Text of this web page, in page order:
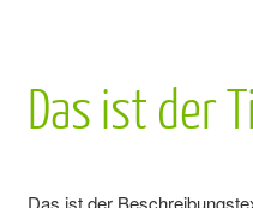
Das ist der
Das ist der